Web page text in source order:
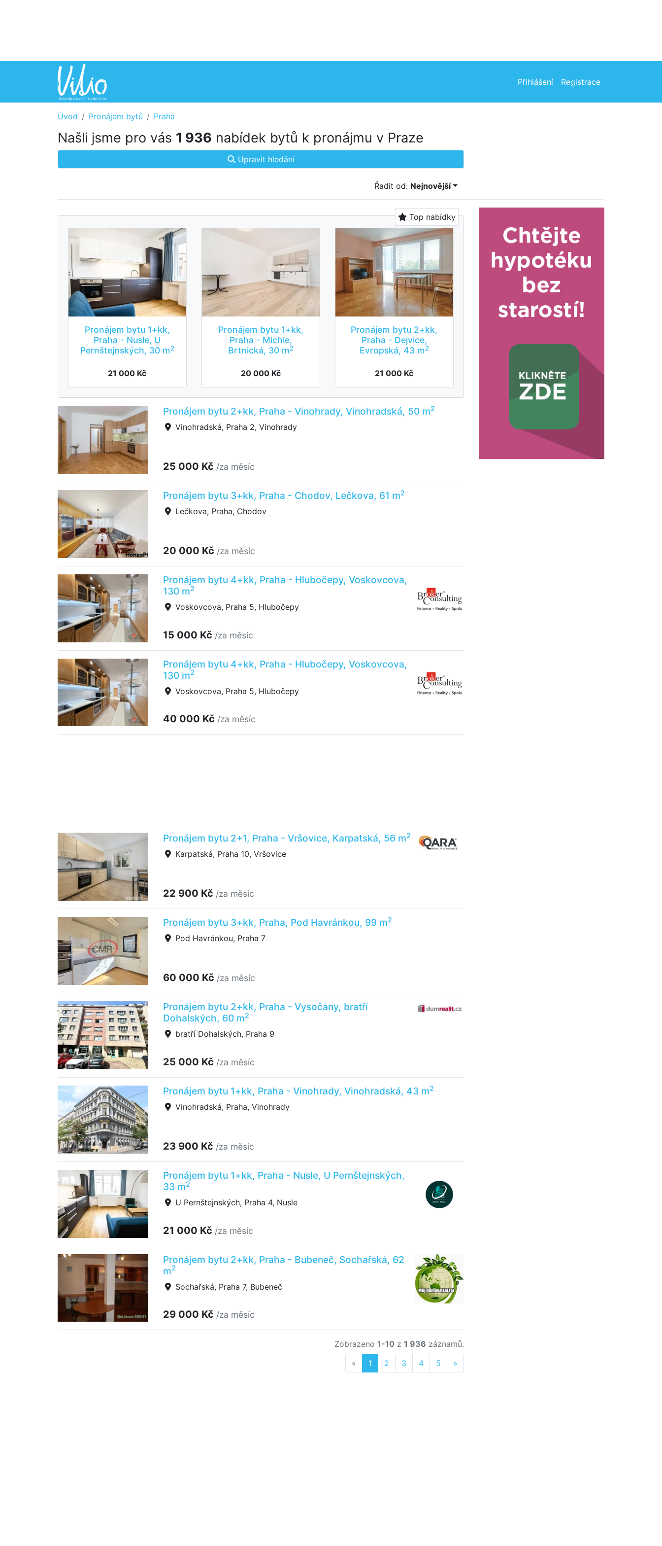
Přihlášení Registrace
Úvod Pronájem bytů Praha
Našli jsme pro vás 1 936 nabídek bytů k pronájmu v Praze
Upravit hledání
Řadit od: Nejnovější
Top nabídky
Pronájem bytu 1+kk,
Praha - Nusle, U
Pernštejnských, 30 m2
21 000 Kč
Pronájem bytu 1+kk,
Praha - Michle,
Brtnická, 30 m2
20 000 Kč
Pronájem bytu 2+kk,
Praha - Dejvice,
Evropská, 43 m2
21 000 Kč
Pronájem bytu 2+kk, Praha - Vinohrady, Vinohradská, 50 m2
Vinohradská, Praha 2, Vinohrady
25 000 Kč /za měsíc
Pronájem bytu 3+kk, Praha - Chodov, Lečkova, 61 m2
Lečkova, Praha, Chodov
20 000 Kč /za měsíc
Pronájem bytu 4+kk, Praha - Hlubočepy, Voskovcova,
130 m2
Voskovcova, Praha 5, Hlubočepy
15 000 Kč /za měsíc
Pronájem bytu 4+kk, Praha - Hlubočepy, Voskovcova,
130 m2
Voskovcova, Praha 5, Hlubočepy
40 000 Kč /za měsíc
Pronájem bytu 2+1, Praha - Vršovice, Karpatská, 56 m2
Karpatská, Praha 10, Vršovice
22 900 Kč /za měsíc
Pronájem bytu 3+kk, Praha, Pod Havránkou, 99 m2
Pod Havránkou, Praha 7
60 000 Kč /za měsíc
Pronájem bytu 2+kk, Praha - Vysočany, bratří
Dohalských, 60 m2
bratří Dohalských, Praha 9
25 000 Kč /za měsíc
Pronájem bytu 1+kk, Praha - Vinohrady, Vinohradská, 43 m2
Vinohradská, Praha, Vinohrady
23 900 Kč /za měsíc
Pronájem bytu 1+kk, Praha - Nusle, U Pernštejnských,
33 m2
U Pernštejnských, Praha 4, Nusle
21 000 Kč /za měsíc
Pronájem bytu 2+kk, Praha - Bubeneč, Sochařská, 62
m2
Sochařská, Praha 7, Bubeneč
29 000 Kč /za měsíc
Zobrazeno 1-10 z 1 936 záznamů.
« Previous
1 2 3 4 5 »